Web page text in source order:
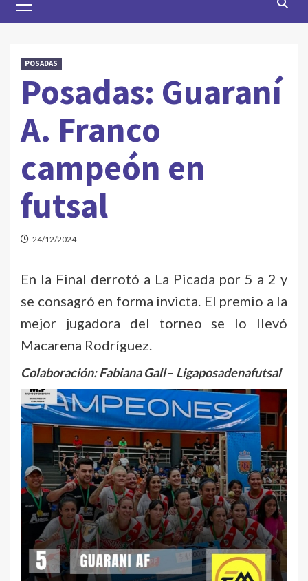
Menu
POSADAS
Posadas: Guaraní
A. Franco
campeón en
futsal
24/12/2024
En la Final derrotó a La Picada por 5 a 2 y
se consagró en forma invicta. El premio a la
mejor jugadora del torneo se lo llevó
Macarena Rodríguez.
Colaboración: Fabiana Gall– Ligaposadenafutsal